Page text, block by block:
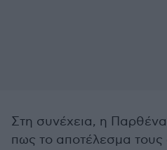
Στη συνέχεια, η
πως το αποτέλεσμα